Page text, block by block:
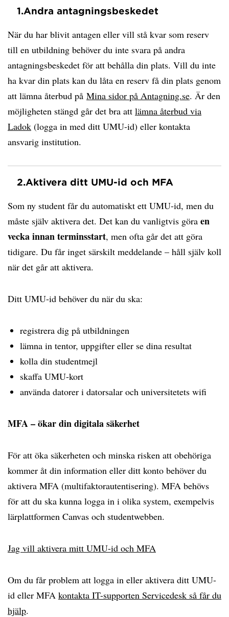
1.Andra antagningsbeskedet
När du har blivit antagen eller vill stå kvar som reserv
till en utbildning behöver du inte svara på andra
antagningsbeskedet för att behålla din plats. Vill du inte
ha kvar din plats kan du låta en reserv få din plats genom
att lämna återbud på Mina sidor på Antagning.se. Är den
möjligheten stängd går det bra att lämna återbud via
Ladok (logga in med ditt UMU-id) eller kontakta
ansvarig institution.
2.Aktivera ditt UMU-id och MFA
Som ny student får du automatiskt ett UMU-id, men du
måste själv aktivera det. Det kan du vanligtvis göra en
vecka innan terminsstart, men ofta går det att göra
tidigare. Du får inget särskilt meddelande – håll själv koll
när det går att aktivera.
Ditt UMU-id behöver du när du ska:
registrera dig på utbildningen
lämna in tentor, uppgifter eller se dina resultat
kolla din studentmejl
skaffa UMU-kort
använda datorer i datorsalar och universitetets wifi
MFA – ökar din digitala säkerhet
För att öka säkerheten och minska risken att obehöriga
kommer åt din information eller ditt konto behöver du
aktivera MFA (multifaktorautentisering). MFA behövs
för att du ska kunna logga in i olika system, exempelvis
lärplattformen Canvas och studentwebben.
Jag vill aktivera mitt UMU-id och MFA
Om du får problem att logga in eller aktivera ditt UMU-
id eller MFA kontakta IT-supporten Servicedesk så får du
hjälp.